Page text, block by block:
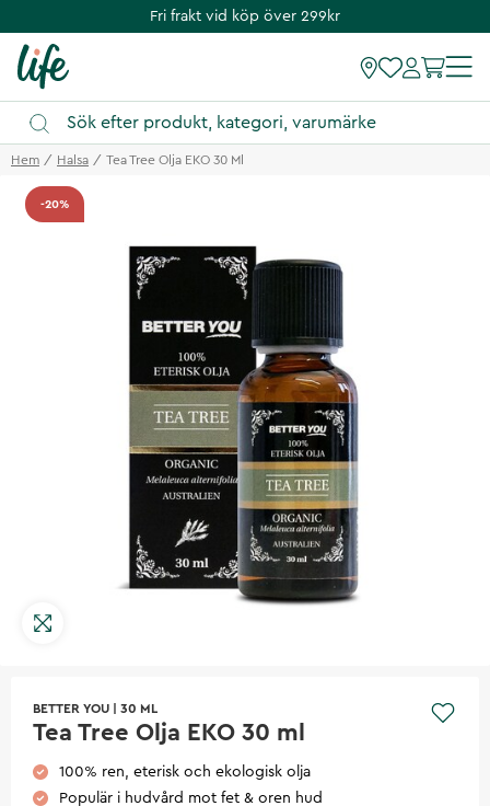
Fri frakt vid köp över 299kr
Hem Halsa Tea Tree Olja EKO 30 Ml
-20%
BETTER YOU 30 ML
Tea Tree Olja EKO 30 ml
100% ren, eterisk och ekologisk olja
Populär i hudvård mot fet & oren hud